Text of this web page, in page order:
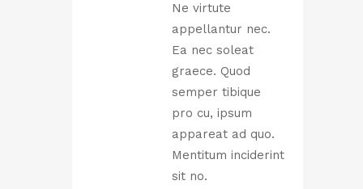
Ne virtute
appellantur nec.
Ea nec soleat
graece. Quod
semper tibique
pro cu, ipsum
appareat ad quo.
Mentitum inciderint
sit no.